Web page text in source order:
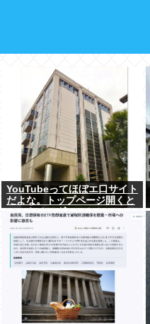
YouTubeってほぼエ口サイト
だよな。トップページ開くと
いつもチアダンスとかローア
ングルで撮影した街撮り動画
ばっか出てくるじゃん